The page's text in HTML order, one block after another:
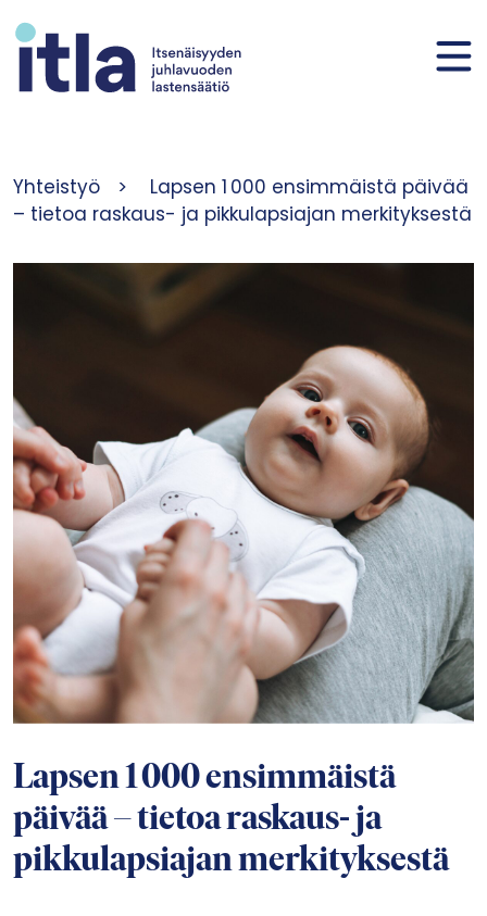
Yhteistyö >
Lapsen 1 000 ensimmäistä päivää
– tietoa raskaus- ja pikkulapsiajan merkityksestä
Lapsen 1 000 ensimmäistä
päivää – tietoa raskaus- ja
pikkulapsiajan merkityksestä